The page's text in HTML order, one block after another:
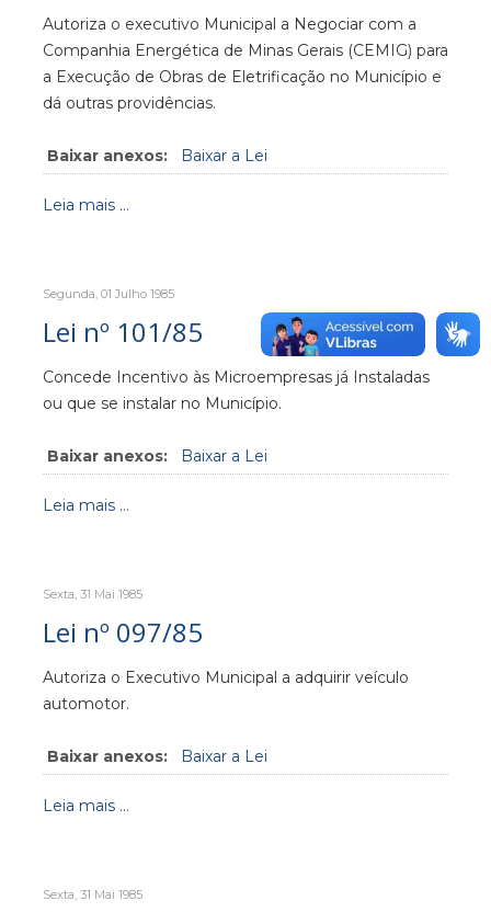
Autoriza o executivo Municipal a Negociar com a
Companhia Energética de Minas Gerais (CEMIG) para
a Execução de Obras de Eletrificação no Município e
dá outras providências.
Baixar anexos: Baixar a Lei
Leia mais ...
Segunda, 01 Julho 1985
Lei nº 101/85
Concede Incentivo às Microempresas já Instaladas
ou que se instalar no Município.
Baixar anexos: Baixar a Lei
Leia mais ...
Sexta, 31 Mai 1985
Lei nº 097/85
Autoriza o Executivo Municipal a adquirir veículo
automotor.
Baixar anexos: Baixar a Lei
Leia mais ...
Sexta, 31 Mai 1985